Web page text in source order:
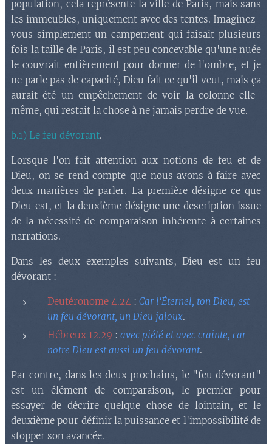
population, cela représente la ville de Paris, mais sans
les immeubles, uniquement avec des tentes. Imaginez-
vous simplement un campement qui faisait plusieurs
fois la taille de Paris, il est peu concevable qu'une nuée
le couvrait entièrement pour donner de l'ombre, et je
ne parle pas de capacité, Dieu fait ce qu'il veut, mais ça
aurait été un empêchement de voir la colonne elle-
même, qui restait la chose à ne jamais perdre de vue.
b.1) Le feu dévorant.
Lorsque l'on fait attention aux notions de feu et de
Dieu, on se rend compte que nous avons à faire avec
deux manières de parler. La première désigne ce que
Dieu est, et la deuxième désigne une description issue
de la nécessité de comparaison inhérente à certaines
narrations.
Dans les deux exemples suivants, Dieu est un feu
dévorant :
Deutéronome 4.24 : Car l'Éternel, ton Dieu, est
un feu dévorant, un Dieu jaloux.
Hébreux 12.29 : avec piété et avec crainte, car
notre Dieu est aussi un feu dévorant.
Par contre, dans les deux prochains, le "feu dévorant"
est un élément de comparaison, le premier pour
essayer de décrire quelque chose de lointain, et le
deuxième pour définir la puissance et l'impossibilité de
stopper son avancée.